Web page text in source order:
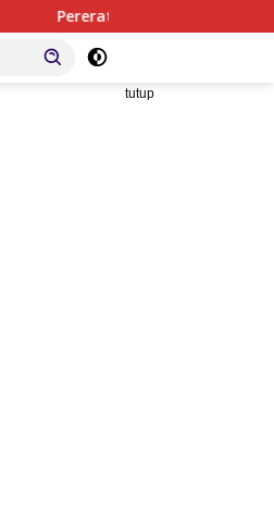
Polres Sergai dan
tutup